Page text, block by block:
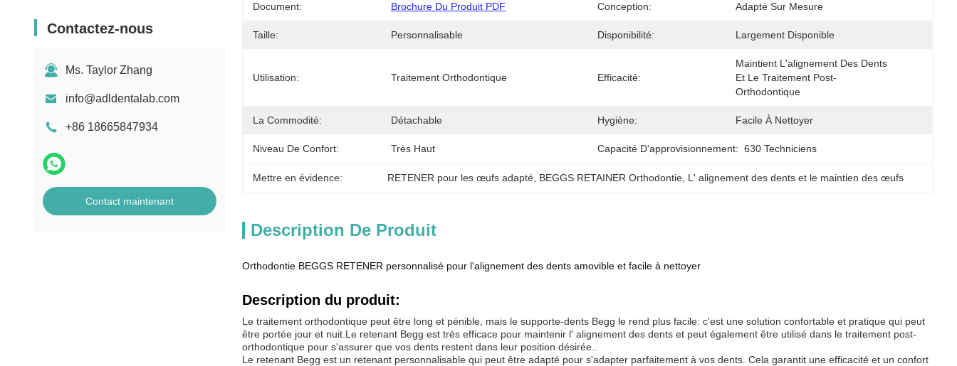
Contactez-nous
Ms. Taylor Zhang
info@adldentalab.com
+86 18665847934
Contact maintenant
Document: Brochure Du Produit PDF Conception: Adapté Sur Mesure
Taille: Personnalisable Disponibilité: Largement Disponible
Utilisation: Traitement Orthodontique Efficacité:
Maintient L'alignement Des Dents
Et Le Traitement Post-
Orthodontique
La Commodité: Détachable Hygiène: Facile À Nettoyer
Niveau De Confort: Très Haut Capacité D'approvisionnement: 630 Techniciens
Mettre en évidence: RETENER pour les œufs adapté, BEGGS RETAINER Orthodontie, L' alignement des dents et le maintien des œufs
Description De Produit
Orthodontie BEGGS RETENER personnalisé pour l'alignement des dents amovible et facile à nettoyer
Description du produit:
Le traitement orthodontique peut être long et pénible, mais le supporte-dents Begg le rend plus facile: c'est une solution confortable et pratique qui peut
être portée jour et nuit.Le retenant Begg est très efficace pour maintenir l' alignement des dents et peut également être utilisé dans le traitement post-
orthodontique pour s'assurer que vos dents restent dans leur position désirée..
Le retenant Begg est un retenant personnalisable qui peut être adapté pour s'adapter parfaitement à vos dents. Cela garantit une efficacité et un confort